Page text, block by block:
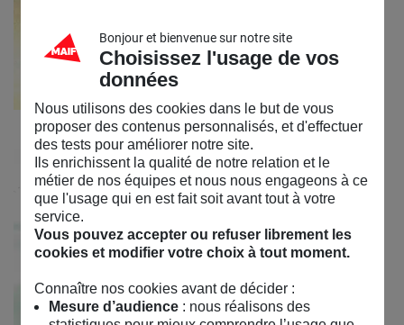
Bonjour et bienvenue sur notre site
Choisissez l'usage de vos
données
Nous utilisons des cookies dans le but de vous
proposer des contenus personnalisés, et d'effectuer
des tests pour améliorer notre site.
Ils enrichissent la qualité de notre relation et le
métier de nos équipes et nous nous engageons à ce
que l'usage qui en est fait soit avant tout à votre
service.
Vous pouvez accepter ou refuser librement les
cookies et modifier votre choix à tout moment.
Connaître nos cookies avant de décider :
Mesure d’audience: nous réalisons des